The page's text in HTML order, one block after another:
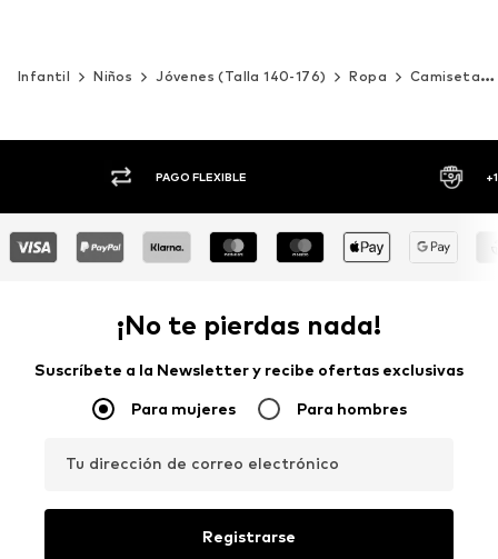
Infantil Niños Jóvenes (Talla 140-176) Ropa Camisetas y camisas
PAGO FLEXIBLE +1.000 MARCAS
¡No te pierdas nada!
Suscríbete a la Newsletter y recibe ofertas exclusivas
Para mujeres Para hombres
Tu dirección de correo electrónico
Registrarse